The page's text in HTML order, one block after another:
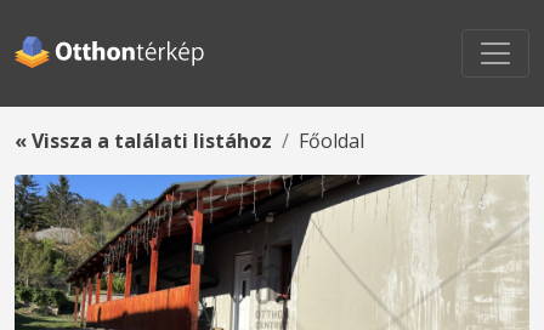
« Vissza a találati listához Főoldal